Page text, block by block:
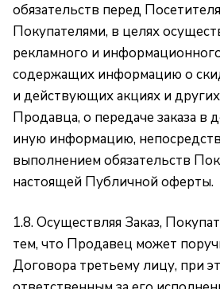
обязательств перед
Покупателями, в целях
рекламного и
содержащих информацию о
и действующих акциях и
Продавца, о передаче заказа в
иную информацию,
выполнением обязательств
настоящей Публичной оферты.
1.8. Осуществляя Заказ,
тем, что Продавец может
Договора третьему лицу, при